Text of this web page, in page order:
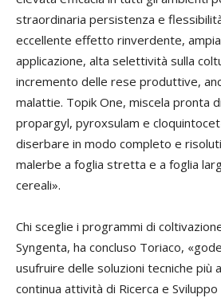
straordinaria persistenza e
eccellente effetto rinverdente,
applicazione, alta selettività sulla
incremento delle rese produttive,
malattie. Topik One, miscela pronta
propargyl, pyroxsulam e
diserbare in modo completo e
malerbe a foglia stretta e a foglia
cereali».
Chi sceglie i programmi di
Syngenta, ha concluso Toriaco,
usufruire delle soluzioni tecniche più
continua attività di Ricerca e